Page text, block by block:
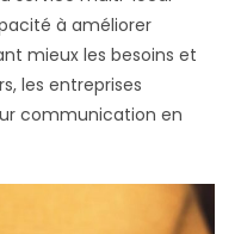
à améliorer
mieux les besoins et
les entreprises
communication en